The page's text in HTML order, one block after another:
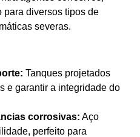
para diversos tipos de
severas.
Tanques projetados
e garantir a integridade do
corrosivas: Aço
perfeito para